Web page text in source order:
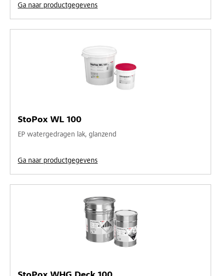
Ga naar productgegevens
StoPox WL 100
EP watergedragen lak, glanzend
Ga naar productgegevens